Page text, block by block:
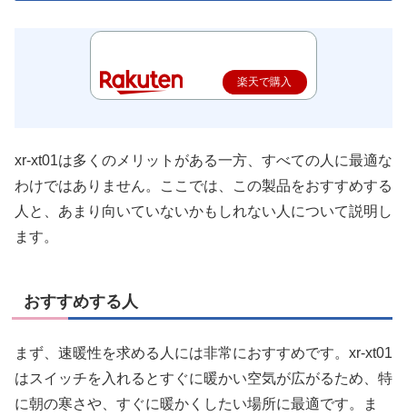
楽天で購入
xr-xt01は多くのメリットがある一方、すべての人に最適な
わけではありません。ここでは、この製品をおすすめする
人と、あまり向いていないかもしれない人について説明し
ます。
おすすめする人
まず、速暖性を求める人には非常におすすめです。xr-xt01
はスイッチを入れるとすぐに暖かい空気が広がるため、特
に朝の寒さや、すぐに暖かくしたい場所に最適です。ま